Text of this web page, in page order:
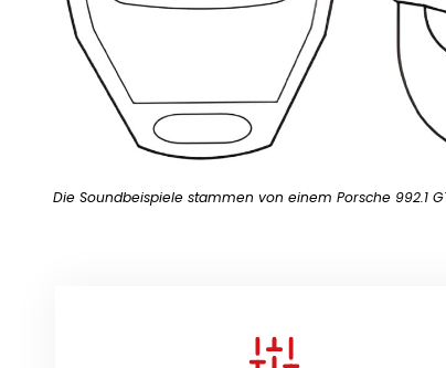
Die Soundbeispiele stammen von einem Porsche 992.1